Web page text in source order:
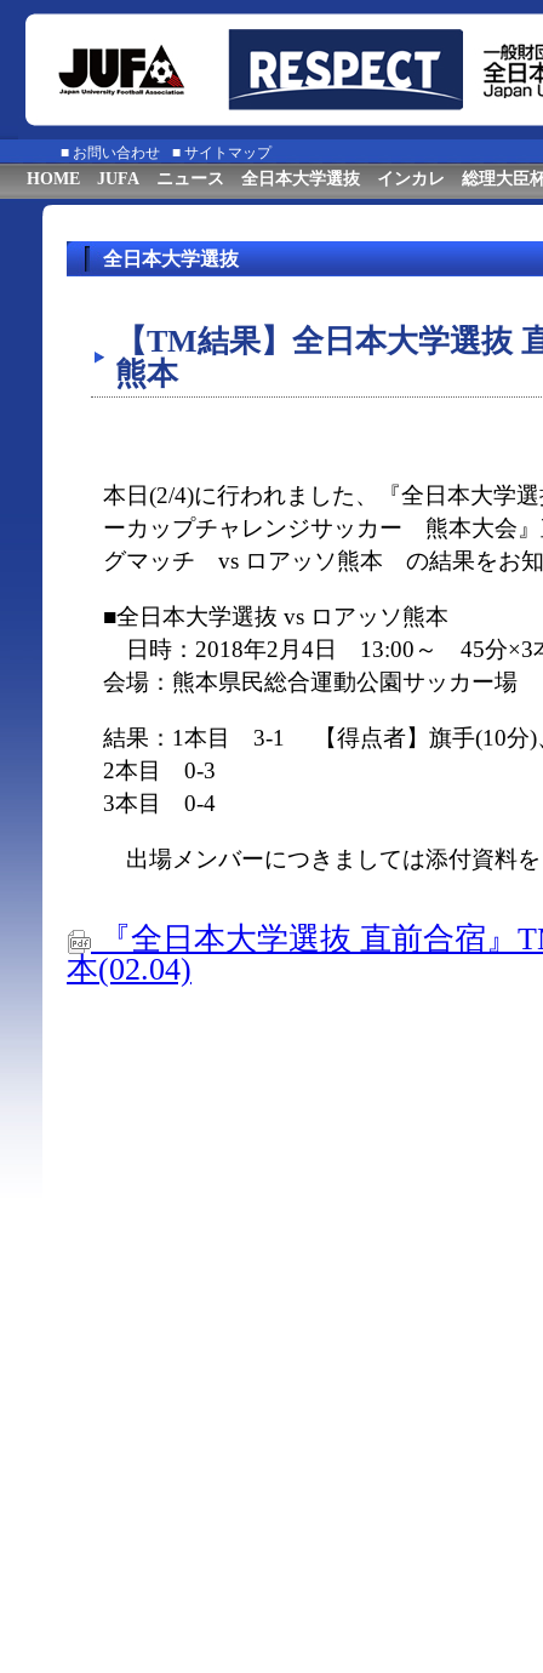
■ お問い合わせ ■ サイトマップ
HOME JUFA ニュース 全日本大学選抜 インカレ 総理大臣
全日本大学選抜
【TM結果】全日本大学選抜
熊本
本日(2/4)に行われました、『全日本大学
ーカップチャレンジサッカー 熊本大会
グマッチ vs ロアッソ熊本 の結果をお
■全日本大学選抜 vs ロアッソ熊本
日時：2018年2月4日 13:00～ 45分×3
会場：熊本県民総合運動公園サッカー場
結果：1本目 3-1 【得点者】旗手(10分)
2本目 0-3
3本目 0-4
出場メンバーにつきましては添付資料
『全日本大学選抜 直前合宿』
本(02.04)